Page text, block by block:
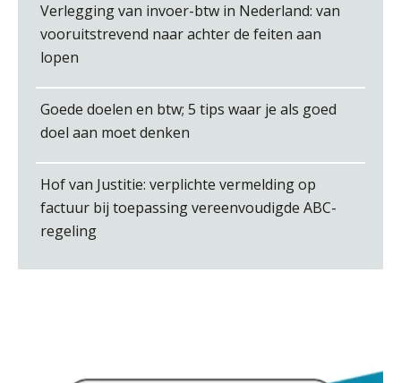
Derwish Rosalia
Verlegging van invoer-btw in Nederland: van
vooruitstrevend naar achter de feiten aan
lopen
Goede doelen en btw; 5 tips waar je als goed
doel aan moet denken
Hof van Justitie: verplichte vermelding op
factuur bij toepassing vereenvoudigde ABC-
regeling